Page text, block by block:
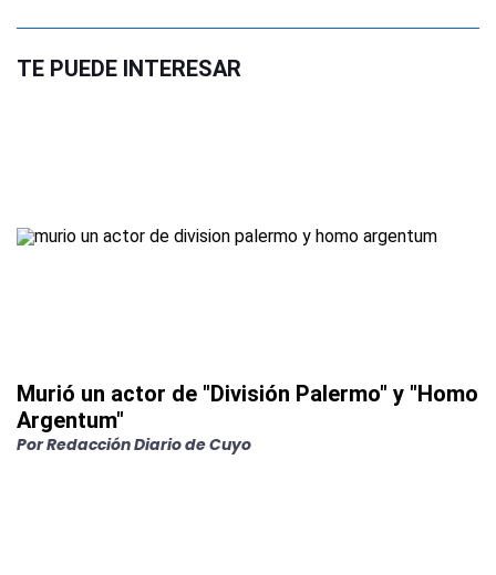
TE PUEDE INTERESAR
Murió un actor de "División Palermo" y "Homo
Argentum"
PorRedacción Diario de Cuyo